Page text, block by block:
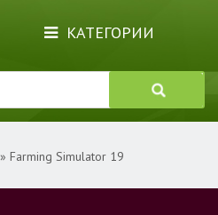
КАТЕГОРИИ
» Farming Simulator 19